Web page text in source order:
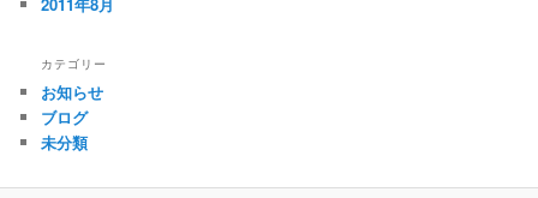
カテゴリー
お知らせ
ブログ
未分類